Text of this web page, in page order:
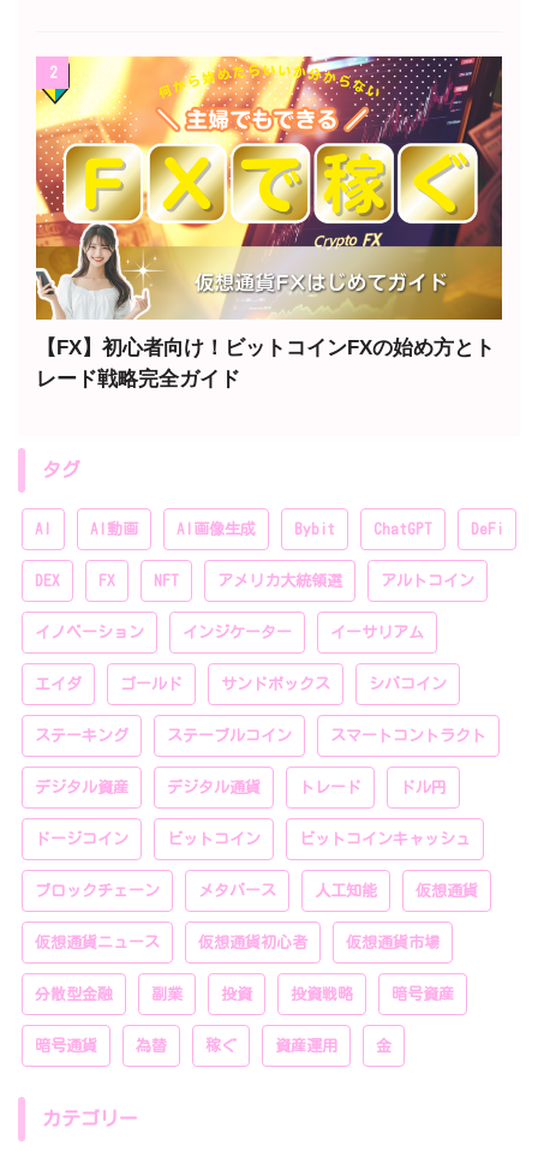
2
【FX】初心者向け！ビットコインFXの始め方とト
レード戦略完全ガイド
タグ
AI AI動画 AI画像生成 Bybit ChatGPT DeFi
DEX FX NFT アメリカ大統領選 アルトコイン
イノベーション インジケーター イーサリアム
エイダ ゴールド サンドボックス シバコイン
ステーキング ステーブルコイン スマートコントラクト
デジタル資産 デジタル通貨 トレード ドル円
ドージコイン ビットコイン ビットコインキャッシュ
ブロックチェーン メタバース 人工知能 仮想通貨
仮想通貨ニュース 仮想通貨初心者 仮想通貨市場
分散型金融 副業 投資 投資戦略 暗号資産
暗号通貨 為替 稼ぐ 資産運用 金
カテゴリー